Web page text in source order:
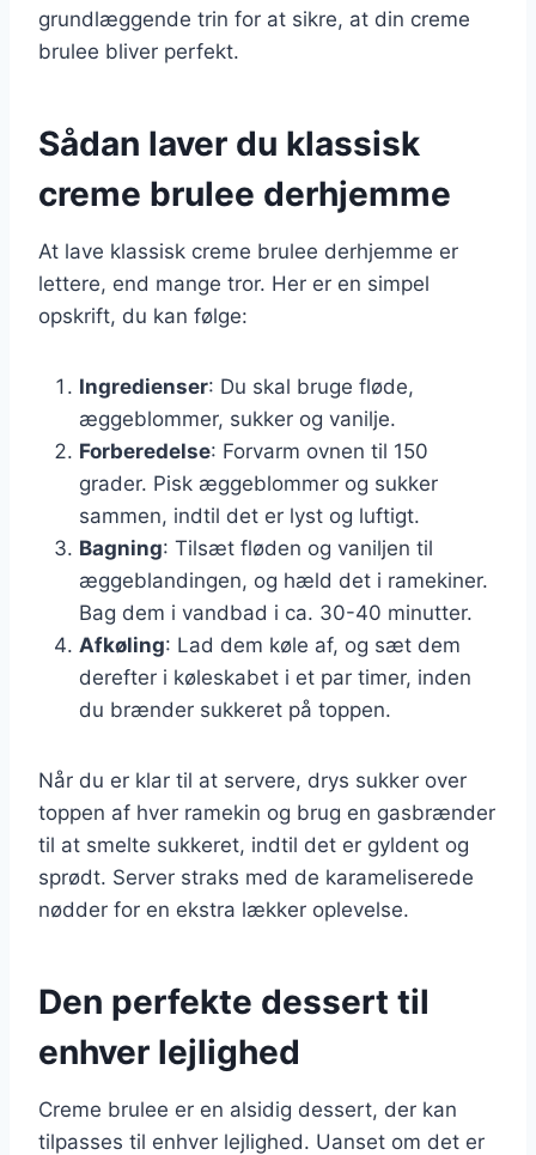
grundlæggende trin for at sikre, at din creme
brulee bliver perfekt.
Sådan laver du klassisk
creme brulee derhjemme
At lave klassisk creme brulee derhjemme er
lettere, end mange tror. Her er en simpel
opskrift, du kan følge:
Ingredienser: Du skal bruge fløde,
æggeblommer, sukker og vanilje.
Forberedelse: Forvarm ovnen til 150
grader. Pisk æggeblommer og sukker
sammen, indtil det er lyst og luftigt.
Bagning: Tilsæt fløden og vaniljen til
æggeblandingen, og hæld det i ramekiner.
Bag dem i vandbad i ca. 30-40 minutter.
Afkøling: Lad dem køle af, og sæt dem
derefter i køleskabet i et par timer, inden
du brænder sukkeret på toppen.
Når du er klar til at servere, drys sukker over
toppen af hver ramekin og brug en gasbrænder
til at smelte sukkeret, indtil det er gyldent og
sprødt. Server straks med de karameliserede
nødder for en ekstra lækker oplevelse.
Den perfekte dessert til
enhver lejlighed
Creme brulee er en alsidig dessert, der kan
tilpasses til enhver lejlighed. Uanset om det er